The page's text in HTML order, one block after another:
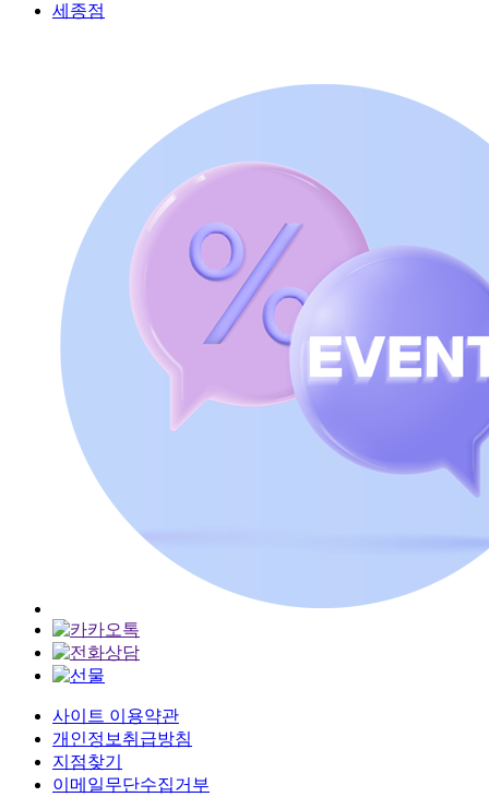
세종점
사이트 이용약관
개인정보취급방침
지점찾기
이메일무단수집거부